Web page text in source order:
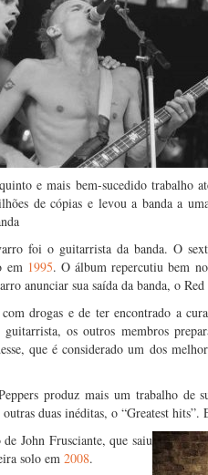
e mais bem-sucedido trabalho
de cópias e levou a banda a
foi o guitarrista da banda. O
em 1995. O álbum repercutiu bem
anunciar sua saída da banda, o
drogas e de ter encontrado a
os outros membros
que é considerado um dos
produz mais um trabalho de
duas inéditas, o “Greatest hits”.
John Frusciante, que saiu
solo em 2008.